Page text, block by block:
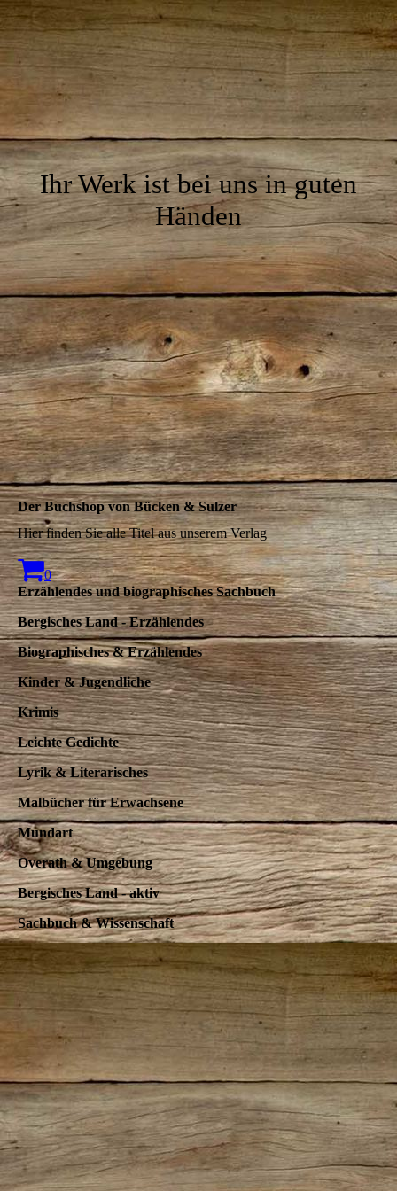
Ihr Werk ist bei uns in guten
Händen
Der Buchshop von Bücken & Sulzer
Hier finden Sie alle Titel aus unserem Verlag
0
Erzählendes und biographisches Sachbuch
Bergisches Land - Erzählendes
Biographisches & Erzählendes
Kinder & Jugendliche
Krimis
Leichte Gedichte
Lyrik & Literarisches
Malbücher für Erwachsene
Mundart
Overath & Umgebung
Bergisches Land - aktiv
Sachbuch & Wissenschaft